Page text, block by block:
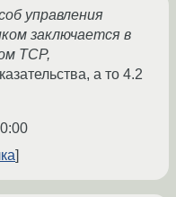
управления
заключается в
TCP,
а то 4.2